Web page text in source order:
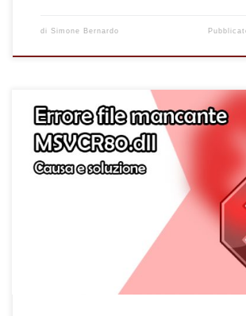
di Simone Bernardo
File MSVCR80.dll non trovato e non presente
Scopri come risolvere l'errore del file